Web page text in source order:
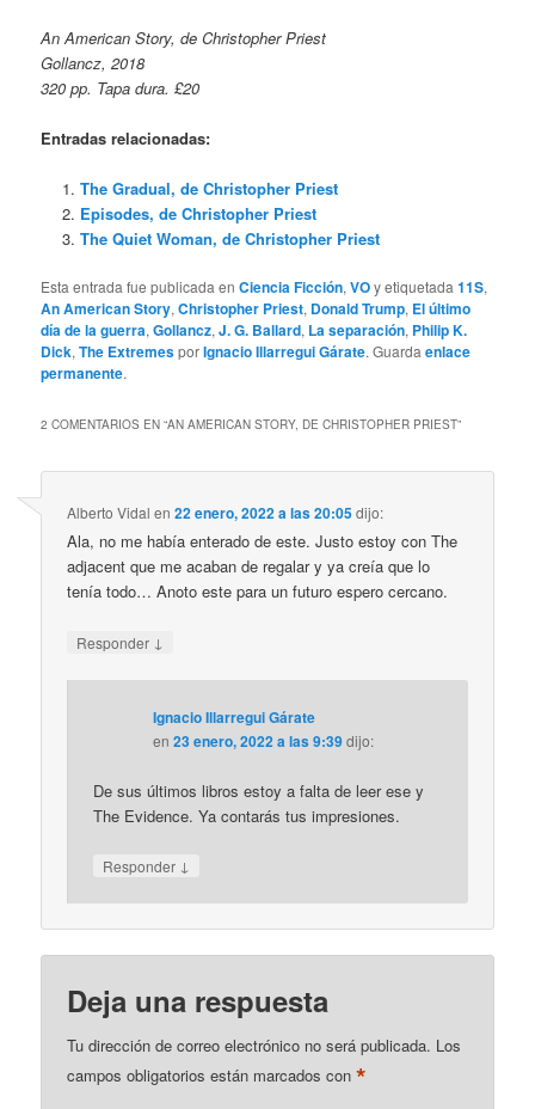
An American Story, de Christopher Priest
Gollancz, 2018
320 pp. Tapa dura. £20
Entradas relacionadas:
The Gradual, de Christopher Priest
Episodes, de Christopher Priest
The Quiet Woman, de Christopher Priest
Esta entrada fue publicada enCiencia Ficción,VOy etiquetada11S,
An American Story,Christopher Priest, Donald Trump, El último
día de la guerra,Gollancz,J. G. Ballard, La separación, Philip K.
Dick,The ExtremesporIgnacio Illarregui Gárate. Guardaenlace
permanente.
2 COMENTARIOS EN “AN AMERICAN STORY, DE CHRISTOPHER PRIEST”
Alberto Vidal en22 enero, 2022 a las 20:05dijo:
Ala, no me había enterado de este. Justo estoy con The
adjacent que me acaban de regalar y ya creía que lo
tenía todo… Anoto este para un futuro espero cercano.
Responder ↓
Ignacio Illarregui Gárate
en23 enero, 2022 a las 9:39dijo:
De sus últimos libros estoy a falta de leer ese y
The Evidence. Ya contarás tus impresiones.
Responder ↓
Deja una respuesta
Tu dirección de correo electrónico no será publicada. Los
campos obligatorios están marcados con*